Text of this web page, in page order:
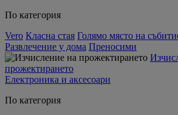
По категория
Vero Класна стая Голямо място на
Развлечение у дома Преносими
прожектирането
Електроника и аксесоари
По категория